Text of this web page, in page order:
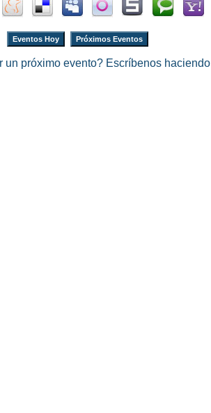
Eventos Hoy Próximos Eventos
un próximo evento? Escríbenos haciendo